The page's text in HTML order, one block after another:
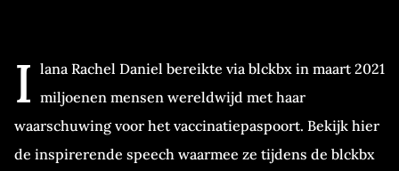
I lana Rachel Daniel bereikte via blckbx in maart 2021
miljoenen mensen wereldwijd met haar
waarschuwing voor het vaccinatiepaspoort. Bekijk hier
de inspirerende speech waarmee ze tijdens de blckbx